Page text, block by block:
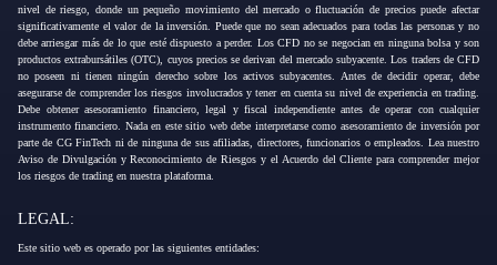
nivel de riesgo, donde un pequeño movimiento del mercado o fluctuación de precios puede afectar
significativamente el valor de la inversión. Puede que no sean adecuados para todas las personas y no
debe arriesgar más de lo que esté dispuesto a perder. Los CFD no se negocian en ninguna bolsa y son
productos extrabursátiles (OTC), cuyos precios se derivan del mercado subyacente. Los traders de CFD
no poseen ni tienen ningún derecho sobre los activos subyacentes. Antes de decidir operar, debe
asegurarse de comprender los riesgos involucrados y tener en cuenta su nivel de experiencia en trading.
Debe obtener asesoramiento financiero, legal y fiscal independiente antes de operar con cualquier
instrumento financiero. Nada en este sitio web debe interpretarse como asesoramiento de inversión por
parte de CG FinTech ni de ninguna de sus afiliadas, directores, funcionarios o empleados. Lea nuestro
Aviso de Divulgación y Reconocimiento de Riesgos y el Acuerdo del Cliente para comprender mejor
los riesgos de trading en nuestra plataforma.
LEGAL:
Este sitio web es operado por las siguientes entidades: